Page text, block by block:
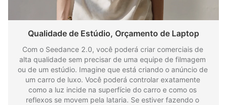
Qualidade de Estúdio, Orçamento de Laptop
Com o Seedance 2.0, você poderá criar comerciais de
alta qualidade sem precisar de uma equipe de filmagem
ou de um estúdio. Imagine que está criando o anúncio de
um carro de luxo. Você poderá controlar exatamente
como a luz incide na superfície do carro e como os
reflexos se movem pela lataria. Se estiver fazendo o